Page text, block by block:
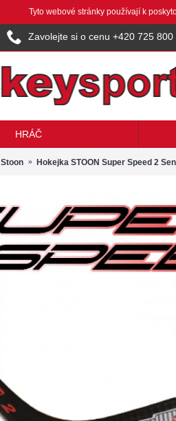
Tyto webové stránky používají k
Zavolejte si o cenu +420 725 800
HRÁČ
Stoon Hokejka STOON Super Speed 2